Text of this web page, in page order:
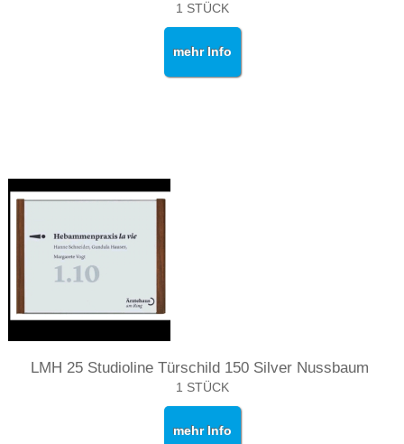
1 STÜCK
mehr Info
LMH 25 Studioline Türschild 150 Silver Nussbaum
1 STÜCK
mehr Info